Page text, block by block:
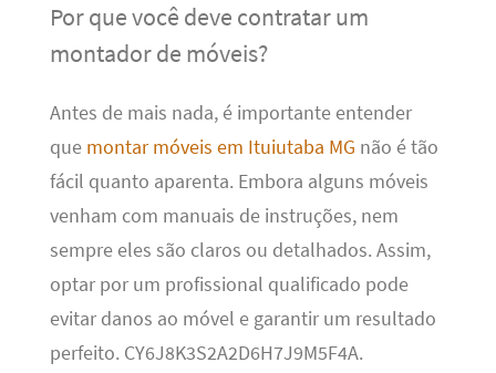
Por que você deve contratar um
montador de móveis?
Antes de mais nada, é importante entender
que montar móveis em Ituiutaba MG não é tão
fácil quanto aparenta. Embora alguns móveis
venham com manuais de instruções, nem
sempre eles são claros ou detalhados. Assim,
optar por um profissional qualificado pode
evitar danos ao móvel e garantir um resultado
perfeito. CY6J8K3S2A2D6H7J9M5F4A.